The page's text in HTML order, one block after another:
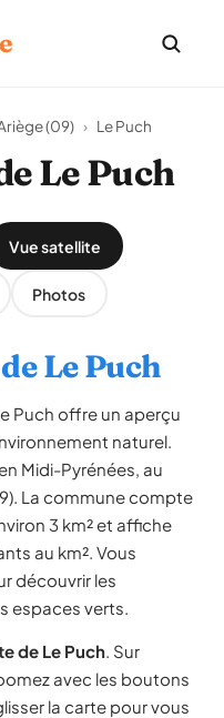
(09) › Le Puch
Le Puch
Vue satellite
Photos
Le Puch
Puch offre un aperçu
naturel.
Midi-Pyrénées, au
La commune compte
3 km² et affiche
au km². Vous
découvrir les
espaces verts.
de Le Puch. Sur
avec les boutons
la carte pour vous